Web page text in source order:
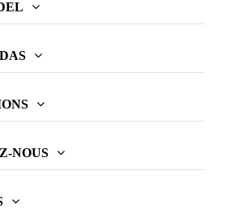
NOUS